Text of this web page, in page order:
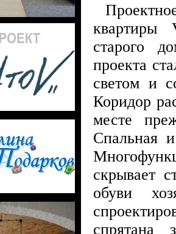
квартиры
старого
проекта
светом и
Коридор
месте
Спальная
скрывает
обуви
спрятана